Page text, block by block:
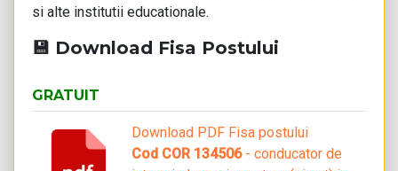
si alte institutii educationale.
💾 Download Fisa Postului
GRATUIT
Download PDF Fisa postului
Cod COR 134506- conducator de